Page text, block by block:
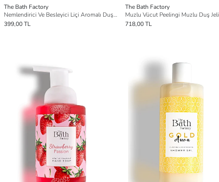
The Bath Factory
Nemlendirici Ve Besleyici Liçi Aromalı Duş Jeli 400 ml
399,00 TL
The Bath Factory
Muzlu Vücut Peelingi Muzlu Duş Jeli
718,00 TL